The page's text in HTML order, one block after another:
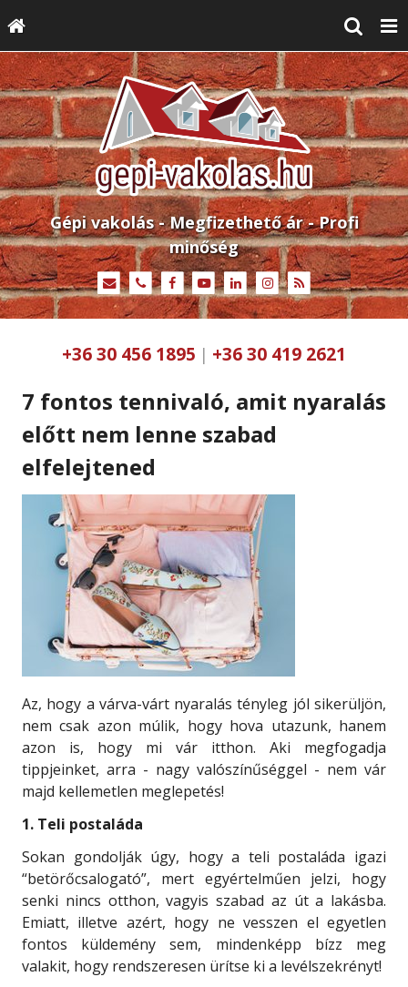
Gépi vakolás - Megfizethető ár - Profi
minőség
+36 30 456 1895 | +36 30 419 2621
7 fontos tennivaló, amit nyaralás
előtt nem lenne szabad
elfelejtened
Az, hogy a várva-várt nyaralás tényleg jól sikerüljön,
nem csak azon múlik, hogy hova utazunk, hanem
azon is, hogy mi vár itthon. Aki megfogadja
tippjeinket, arra - nagy valószínűséggel - nem vár
majd kellemetlen meglepetés!
1. Teli postaláda
Sokan gondolják úgy, hogy a teli postaláda igazi
“betörőcsalogató”, mert egyértelműen jelzi, hogy
senki nincs otthon, vagyis szabad az út a lakásba.
Emiatt, illetve azért, hogy ne vesszen el egyetlen
fontos küldemény sem, mindenképp bízz meg
valakit, hogy rendszeresen ürítse ki a levélszekrényt!